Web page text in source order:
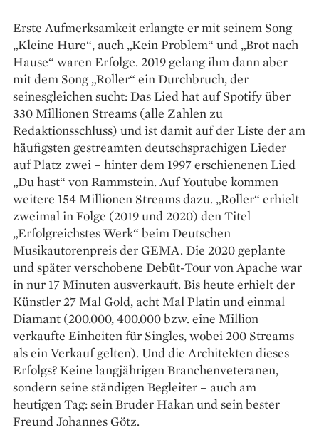
Erste Aufmerksamkeit erlangte er mit seinem Song
„Kleine Hure“, auch „Kein Problem“ und „Brot nach
Hause“ waren Erfolge. 2019 ge­lang ihm dann aber
mit dem Song „Roller“ ein Durchbruch, der
seinesgleichen sucht: Das Lied hat auf Spotify über
330 Millionen Streams (alle Zahlen zu
Redaktionsschluss) und ist damit auf der Liste der am
häufigsten gestreamten deutschsprachigen Lieder
auf Platz zwei – hinter dem 1997 erschienenen Lied
„Du hast“ von Rammstein. Auf Youtube kommen
weitere 154 Millionen Streams dazu. „Roller“ erhielt
zweimal in Folge (2019 und 2020) den Titel
„Erfolgreichstes Werk“ beim Deutschen
Musikautorenpreis der GEMA. Die 2020 geplante
und später verschobene Debüt-Tour von Apache war
in nur 17 Minuten ausverkauft. Bis heute erhielt der
Künstler 27 Mal Gold, acht Mal Platin und einmal
Diamant (200.000, 400.000 bzw. eine Million
verkaufte Einheiten für Singles, wobei 200 Streams
als ein Verkauf gelten). Und die Architekten dieses
Erfolgs? Keine langjährigen Branchenveteranen,
sondern seine ständigen Begleiter – auch am
heutigen Tag: sein Bruder Hakan und sein bester
Freund Johannes Götz.